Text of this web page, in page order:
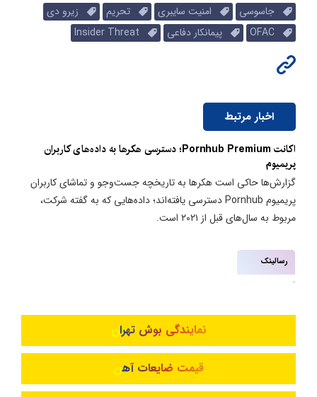
جاسوسی
امنیت سایبری تحریم
زیرو دی
پیمانکار دفاعی
اخبار مرتبط
اکانت Pornhub Premium؛ دسترسی هکرها به داده‌های کاربران
پریمیوم
گزارش‌ها حاکی است هکرها به تاریخچه جست‌وجو و تماشای کاربران
پریمیوم Pornhub دسترسی یافته‌اند؛ داده‌هایی که به گفته شرکت،
مربوط به سال‌های قبل از ۲۰۲۱ است.
رسالینک
نمایندگی بوش تهران
قیمت ضایعات آهن